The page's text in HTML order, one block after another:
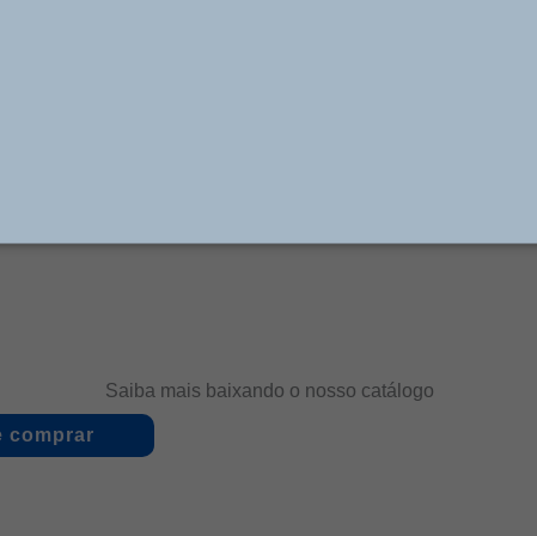
1/8 BSP, de 3/2 , 5/2 e 5/3 vias, de acionamento
canopla, que operam com Pressão até 10 Bar e
várias operações nos Ônibus, como, Abertura,
de Bagageiros, Sistemas Sanitários, Liberação
na Tomada de Força, Trava de Segurança do 3º
Ônibus e Implementos Rodoviários das grandes
Saiba mais baixando o nosso catálogo
comprar